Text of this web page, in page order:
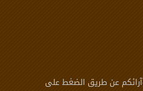
عن طريق الضغط على